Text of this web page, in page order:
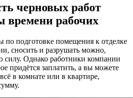
черновых работ
времени рабочих
по подготовке помещения к отделке
сносить и разрушать можно,
силу. Однако работники компании
придётся заплатить, а вы можете
в комнате или в квартире,